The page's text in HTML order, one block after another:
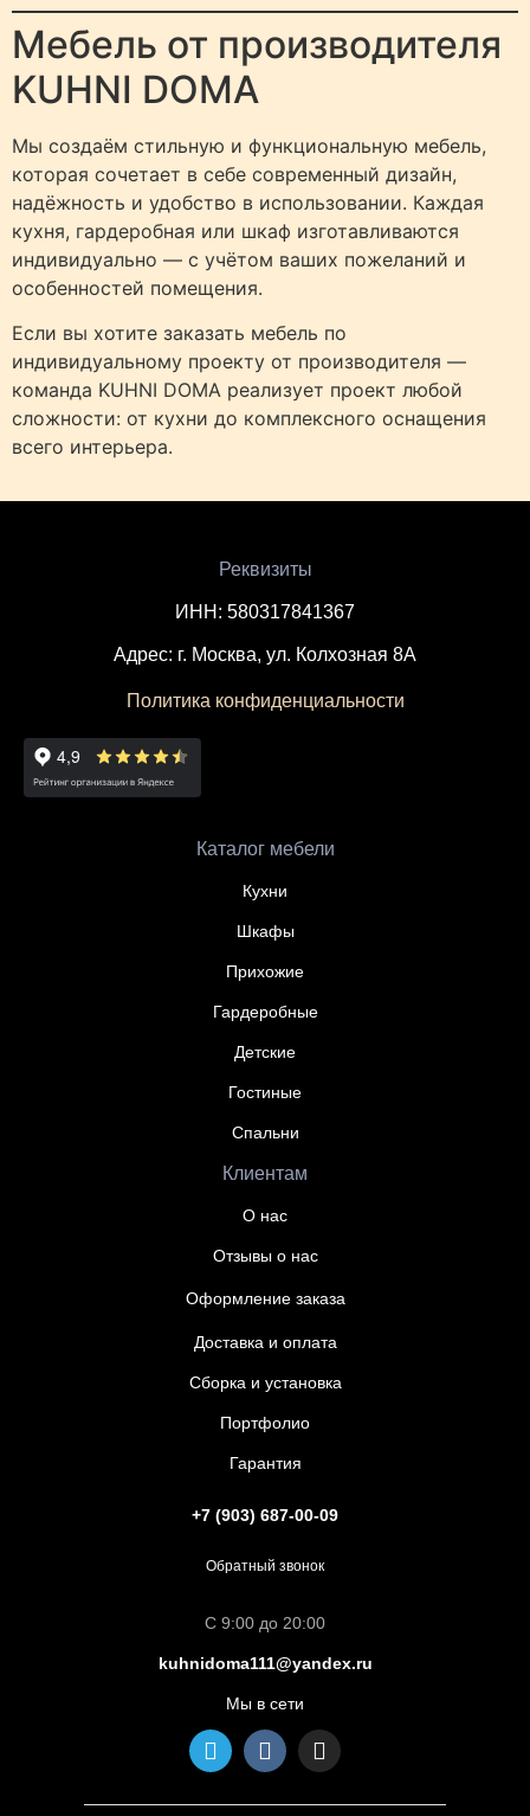
Мебель от производителя
KUHNI DOMA
Мы создаём стильную и функциональную мебель,
которая сочетает в себе современный дизайн,
надёжность и удобство в использовании. Каждая
кухня, гардеробная или шкаф изготавливаются
индивидуально — с учётом ваших пожеланий и
особенностей помещения.
Если вы хотите заказать мебель по
индивидуальному проекту от производителя —
команда KUHNI DOMA реализует проект любой
сложности: от кухни до комплексного оснащения
всего интерьера.
Реквизиты
ИНН: 580317841367
Адрес: г. Москва, ул. Колхозная 8А
Политика конфиденциальности
Каталог мебели
Кухни
Шкафы
Прихожие
Гардеробные
Детские
Гостиные
Спальни
Клиентам
О нас
Отзывы о нас
Оформление заказа
Доставка и оплата
Сборка и установка
Портфолио
Гарантия
+7 (903) 687-00-09
Обратный звонок
С 9:00 до 20:00
kuhnidoma111@yandex.ru
Мы в сети